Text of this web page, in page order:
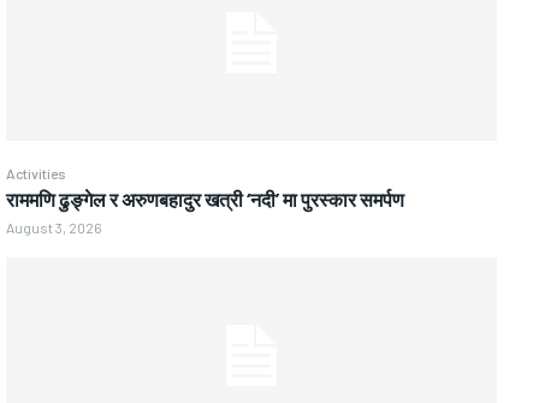
Activities
राममणि ढुङ्गेल र अरुणबहादुर खत्री ‘नदी’ मा पुरस्कार समर्पण
August 3, 2026